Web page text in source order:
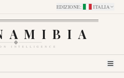
EDIZIONE: ITALIA
INTELLIGENCE